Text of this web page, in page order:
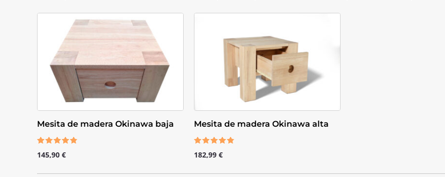
Mesita de madera Okinawa baja
Valorado
con
145,90 €
Mesita de madera Okinawa alta
Valorado
con
182,99 €